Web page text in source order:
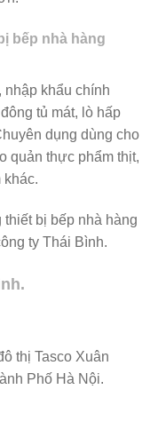
bếp nhà hàng
nhập khẩu chính
tủ mát, lò hấp
dụng dùng cho
quản thực phẩm thịt,
bị bếp nhà hàng
ty Thái Bình.
thị Tasco Xuân
Phố Hà Nội.